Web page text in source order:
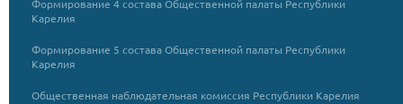
Формирование 4 состава Общественной палаты Республики
Карелия
Формирование 5 состава Общественной палаты Республики
Карелия
Общественная наблюдательная комиссия Республики Карелия